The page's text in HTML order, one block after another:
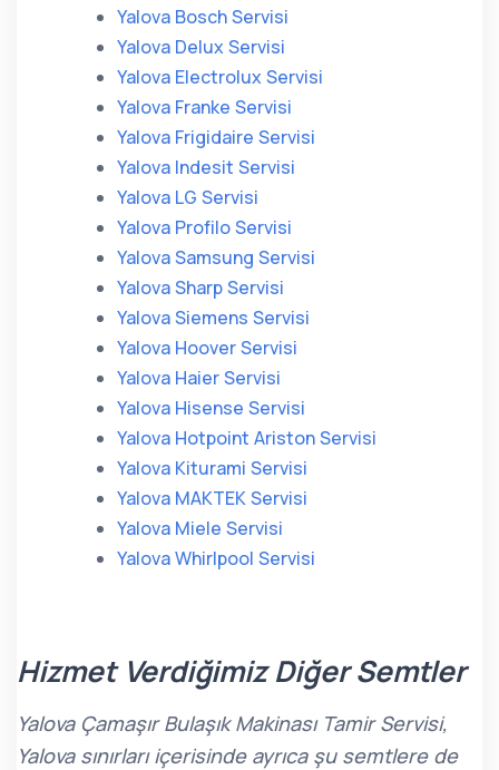
Yalova Bosch Servisi
Yalova Delux Servisi
Yalova Electrolux Servisi
Yalova Franke Servisi
Yalova Frigidaire Servisi
Yalova Indesit Servisi
Yalova LG Servisi
Yalova Profilo Servisi
Yalova Samsung Servisi
Yalova Sharp Servisi
Yalova Siemens Servisi
Yalova Hoover Servisi
Yalova Haier Servisi
Yalova Hisense Servisi
Yalova Hotpoint Ariston Servisi
Yalova Kiturami Servisi
Yalova MAKTEK Servisi
Yalova Miele Servisi
Yalova Whirlpool Servisi
Hizmet Verdiğimiz Diğer Semtler
Yalova Çamaşır Bulaşık Makinası Tamir Servisi,
Yalova sınırları içerisinde ayrıca şu semtlere de